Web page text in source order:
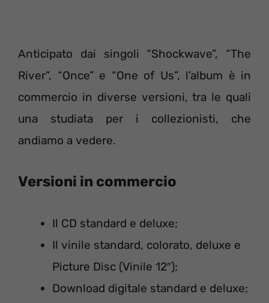
Anticipato dai singoli “Shockwave”, “The
River”, “Once” e “One of Us”, l’album è in
commercio in diverse versioni, tra le quali
una studiata per i collezionisti, che
andiamo a vedere.
Versioni in commercio
Il CD standard e deluxe;
Il vinile standard, colorato, deluxe e
Picture Disc (Vinile 12″);
Download digitale standard e deluxe;